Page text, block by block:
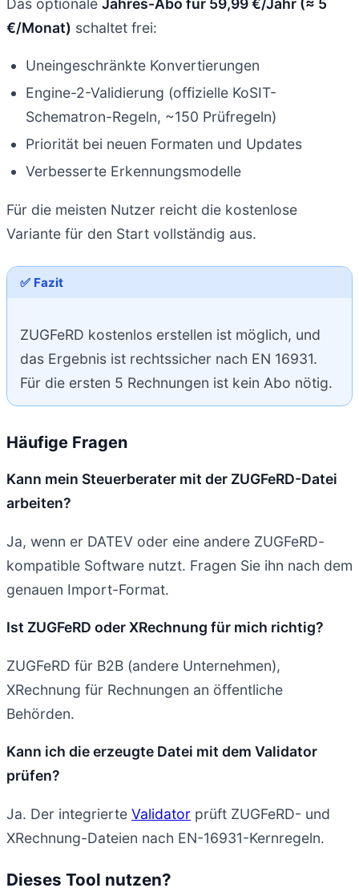
€/Monat) schaltet frei:
Uneingeschränkte Konvertierungen
Engine-2-Validierung (offizielle KoSIT-
Schematron-Regeln, ~150 Prüfregeln)
Priorität bei neuen Formaten und Updates
Verbesserte Erkennungsmodelle
Für die meisten Nutzer reicht die kostenlose
Variante für den Start vollständig aus.
✅ Fazit
ZUGFeRD kostenlos erstellen ist möglich, und
das Ergebnis ist rechtssicher nach EN 16931.
Für die ersten 5 Rechnungen ist kein Abo nötig.
Häufige Fragen
Kann mein Steuerberater mit der ZUGFeRD-Datei
arbeiten?
Ja, wenn er DATEV oder eine andere ZUGFeRD-
kompatible Software nutzt. Fragen Sie ihn nach dem
genauen Import-Format.
Ist ZUGFeRD oder XRechnung für mich richtig?
ZUGFeRD für B2B (andere Unternehmen),
XRechnung für Rechnungen an öffentliche
Behörden.
Kann ich die erzeugte Datei mit dem Validator
prüfen?
Ja. Der integrierte Validator prüft ZUGFeRD- und
XRechnung-Dateien nach EN-16931-Kernregeln.
Dieses Tool nutzen?